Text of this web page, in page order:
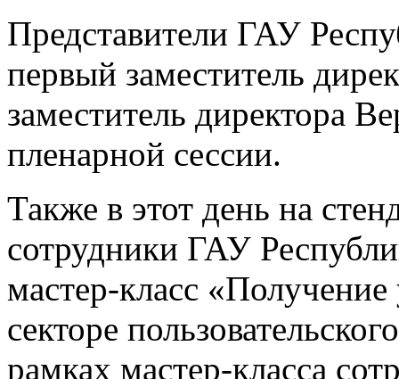
Представители ГАУ
первый заместитель
заместитель директора
пленарной сессии.
Также в этот день на
сотрудники ГАУ
мастер-класс
секторе
рамках мастер-класса